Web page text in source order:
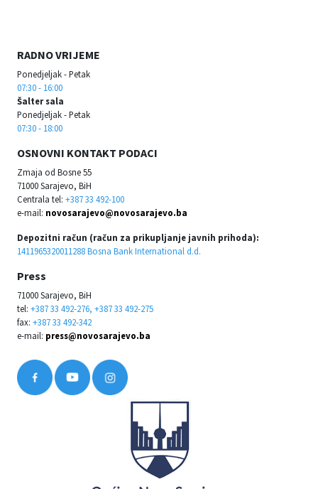
RADNO VRIJEME
Ponedjeljak - Petak
07:30 - 16:00
Šalter sala
Ponedjeljak - Petak
07:30 - 18:00
OSNOVNI KONTAKT PODACI
Zmaja od Bosne 55
71000 Sarajevo, BiH
Centrala tel: +387 33 492-100
e-mail: novosarajevo@novosarajevo.ba
Depozitni račun (račun za prikupljanje javnih prihoda):
1411965320011288 Bosna Bank International d.d.
Press
71000 Sarajevo, BiH
tel: +387 33 492-276, +387 33 492-275
fax: +387 33 492-342
e-mail: press@novosarajevo.ba